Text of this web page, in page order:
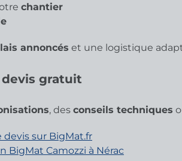
chantier
annoncés et une logistique
gratuit
, des conseils techniques
sur BigMat.fr
BigMat Camozzi à Nérac